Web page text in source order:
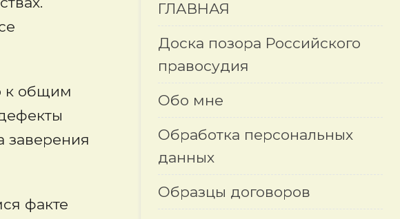
к общим
заверения
факте
ГЛАВНАЯ
Доска позора Российского
правосудия
Обо мне
Обработка персональных
данных
Образцы договоров